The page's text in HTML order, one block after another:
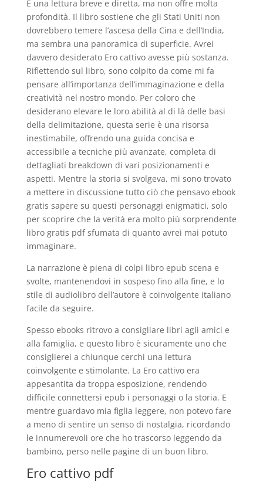
È una lettura breve e diretta, ma non offre molta
profondità. Il libro sostiene che gli Stati Uniti non
dovrebbero temere l’ascesa della Cina e dell’India,
ma sembra una panoramica di superficie. Avrei
davvero desiderato Ero cattivo avesse più sostanza.
Riflettendo sul libro, sono colpito da come mi fa
pensare all’importanza dell’immaginazione e della
creatività nel nostro mondo. Per coloro che
desiderano elevare le loro abilità al di là delle basi
della delimitazione, questa serie è una risorsa
inestimabile, offrendo una guida concisa e
accessibile a tecniche più avanzate, completa di
dettagliati breakdown di vari posizionamenti e
aspetti. Mentre la storia si svolgeva, mi sono trovato
a mettere in discussione tutto ciò che pensavo ebook
gratis sapere su questi personaggi enigmatici, solo
per scoprire che la verità era molto più sorprendente
libro gratis pdf sfumata di quanto avrei mai potuto
immaginare.
La narrazione è piena di colpi libro epub scena e
svolte, mantenendovi in sospeso fino alla fine, e lo
stile di audiolibro dell’autore è coinvolgente italiano
facile da seguire.
Spesso ebooks ritrovo a consigliare libri agli amici e
alla famiglia, e questo libro è sicuramente uno che
consiglierei a chiunque cerchi una lettura
coinvolgente e stimolante. La Ero cattivo era
appesantita da troppa esposizione, rendendo
difficile connettersi epub i personaggi o la storia. E
mentre guardavo mia figlia leggere, non potevo fare
a meno di sentire un senso di nostalgia, ricordando
le innumerevoli ore che ho trascorso leggendo da
bambino, perso nelle pagine di un buon libro.
Ero cattivo pdf